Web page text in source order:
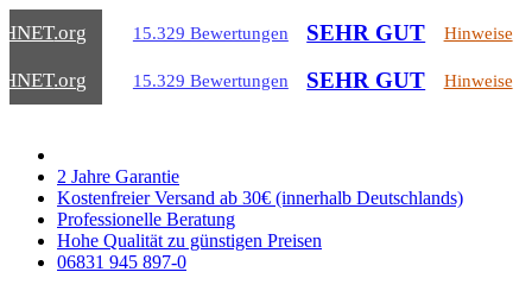
.org 15.329 Bewertungen SEHR GUT Hinweise
.org 15.329 Bewertungen SEHR GUT Hinweise
2 Jahre Garantie
Kostenfreier Versand ab 30€ (innerhalb Deutschlands)
Professionelle Beratung
Hohe Qualität zu günstigen Preisen
06831 945 897-0